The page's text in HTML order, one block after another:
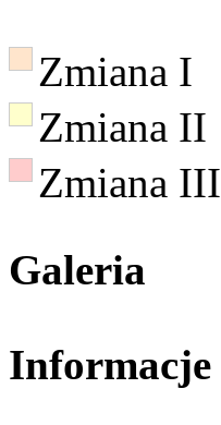
Zmiana I
Zmiana II
Zmiana III
Galeria
Informacje